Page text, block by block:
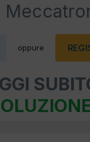
oppure